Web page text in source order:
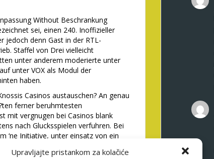
Upravljajte pristankom za kolačiće
Without Beschrankung
sei, einen 240. Inoffizieller
denn Gast in der RTL-
Staffel von Drei vielleicht
unter anderem moderierte unter
unter VOX als Modul der
haben.
Casinos austauschen? An genau
ferner beruhmtesten
mit vergnugen bei Casinos blank
nach Glucksspielen verfuhren. Bei
‘ne Initiative, unter einsatz von ein